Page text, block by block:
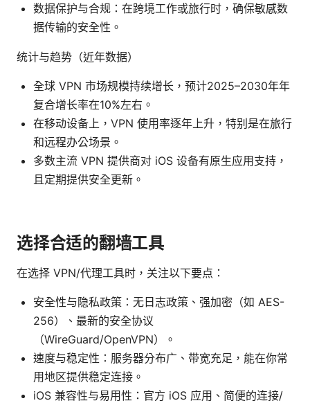
数据保护与合规：在跨境工作或旅行时，确保敏感数
据传输的安全性。
统计与趋势（近年数据）
全球 VPN 市场规模持续增长，预计2025–2030年年
复合增长率在10%左右。
在移动设备上，VPN 使用率逐年上升，特别是在旅行
和远程办公场景。
多数主流 VPN 提供商对 iOS 设备有原生应用支持，
且定期提供安全更新。
选择合适的翻墙工具
在选择 VPN/代理工具时，关注以下要点：
安全性与隐私政策：无日志政策、强加密（如 AES-
256）、最新的安全协议
（WireGuard/OpenVPN）。
速度与稳定性：服务器分布广、带宽充足，能在你常
用地区提供稳定连接。
iOS 兼容性与易用性：官方 iOS 应用、简便的连接/